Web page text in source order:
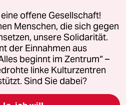
GmbH
Fragen oder für Genehmigungen
Kommune-Richtlinien
Impressum AGB
widerrufen (Ads)
offene Gesellschaft!
Menschen, die sich gegen
unsere Solidarität.
der Einnahmen aus
beginnt im Zentrum“ –
linke Kulturzentren
Sind Sie dabei?